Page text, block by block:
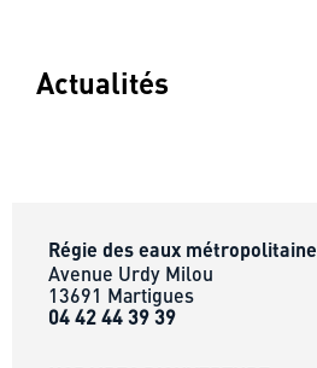
Actualités
Régie des eaux métropolitaine
Avenue Urdy Milou
13691 Martigues
04 42 44 39 39